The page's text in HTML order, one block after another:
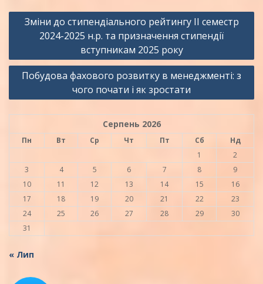
Навігація
записів
Зміни до стипендіального рейтингу ІІ семестр
2024-2025 н.р. та призначення стипендії
вступникам 2025 року
Побудова фахового розвитку в менеджменті: з
чого почати і як зростати
Серпень 2026
Пн Вт Ср Чт Пт Сб
Нд
1
2
3
4 5 6 7 8
9
10
11 12 13 14 15
16
17
18 19 20 21 22
23
24
25 26 27 28 29
30
31
« Лип